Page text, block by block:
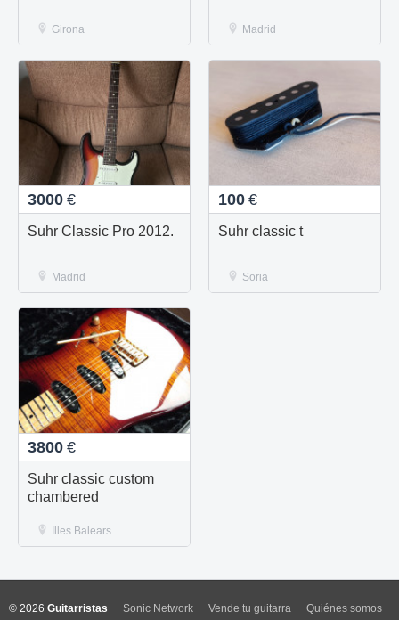
Girona Madrid
3000 €
Suhr Classic Pro 2012.
Madrid
100 €
Suhr classic t
Soria
3800 €
Suhr classic custom
chambered
Illes Balears
© 2026 Guitarristas Sonic Network Vende tu guitarra Quiénes somos